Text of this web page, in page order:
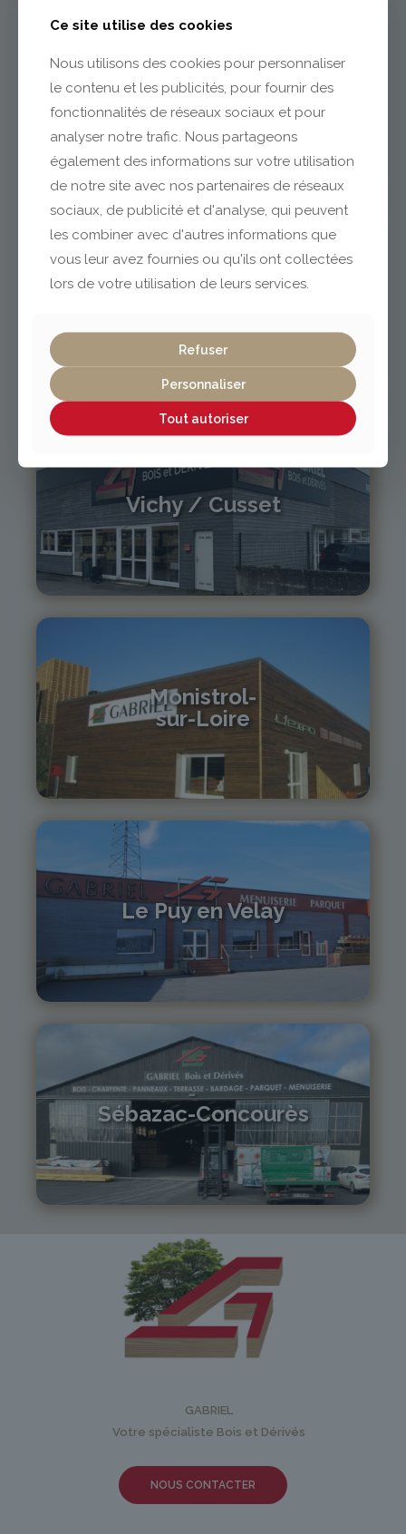
Issoire
04 73 55 06 09
Vichy / Cusset
04 70 97 56 39
cusset@gabriel-sa.fr
Monistrol-
sur-Loire
monistrol@gabriel-sa.fr
Le Puy en Velay
04 71 01 13 30
lepuy@gabriel-sa.fr
Sébazac-Concourès
05 81 55 83 89
monistrol@gabriel-sa.fr
GABRIEL
Votre spécialiste Bois et Dérivés
NOUS CONTACTER
Ce site utilise des cookies
Nous utilisons des cookies pour personnaliser
le contenu et les publicités, pour fournir des
fonctionnalités de réseaux sociaux et pour
analyser notre trafic. Nous partageons
également des informations sur votre utilisation
de notre site avec nos partenaires de réseaux
sociaux, de publicité et d'analyse, qui peuvent
les combiner avec d'autres informations que
vous leur avez fournies ou qu'ils ont collectées
lors de votre utilisation de leurs services.
Refuser
Personnaliser
Tout autoriser